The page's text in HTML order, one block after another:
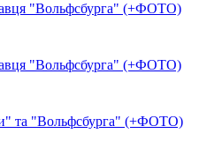
"Вольфсбурга" (+ФОТО)
"Вольфсбурга" (+ФОТО)
та "Вольфсбурга" (+ФОТО)